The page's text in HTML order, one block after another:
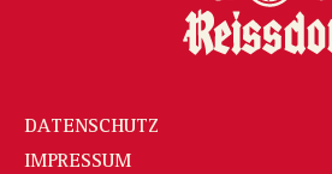
DATENSCHUTZ
IMPRESSUM